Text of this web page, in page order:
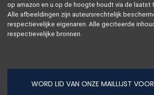
op amazon en u op de hoogte houdt via de laatst
Alle afbeeldingen zijn auteursrechtelijk
respectievelijke eigenaren. Alle geciteerde
respectievelijke bronnen.
WORD LID VAN ONZE MAILLIJST VOOR